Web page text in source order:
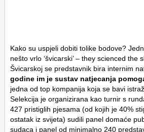
Kako su uspjeli dobiti tolike bodove?
nešto vrlo ‘švicarski’ – they scienced the
Švicarskoj se predstavnik bira internim
godine im je sustav natjecanja
jedna od top kompanija koja se bavi
Selekcija je organizirana kao turnir s
427 pristiglih pjesama (od kojih je 40%
ostatak iz svijeta) sudili panel domaće
sudaca i panel od minimalno 240